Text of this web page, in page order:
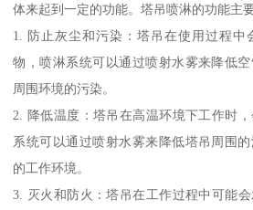
体来起到一定的功能。塔吊喷淋的功能主
1. 防止灰尘和污染：塔吊在使用过程中
物，喷淋系统可以通过喷射水雾来降低
周围环境的污染。
2. 降低温度：塔吊在高温环境下工作时
系统可以通过喷射水雾来降低塔吊周围
的工作环境。
3. 灭火和防火：塔吊在工作过程中可能